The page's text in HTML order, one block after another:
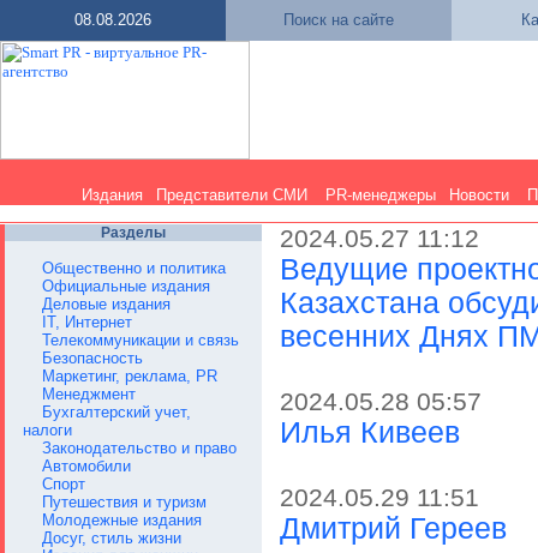
08.08.2026 Поиск на сайте
Издания Представители СМИ PR-менеджеры Новости
Разделы
Общественно и политика
Официальные издания
Деловые издания
IT, Интернет
Телекоммуникации и связь
Безопасность
Маркетинг, реклама, PR
Менеджмент
Бухгалтерский учет,
налоги
Законодательство и право
Автомобили
Спорт
Путешествия и туризм
Молодежные издания
Досуг, стиль жизни
2024.05.27 11:12
Ведущие
Казахстана
весенних Днях
2024.05.28 05:57
Илья Кивеев
2024.05.29 11:51
Дмитрий Гереев